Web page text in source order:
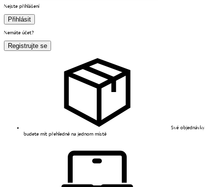
Nejste přihlášení
Přihlásit
Nemáte účet?
Registrujte se
Své objednávky
budete mít přehledně na jednom místě